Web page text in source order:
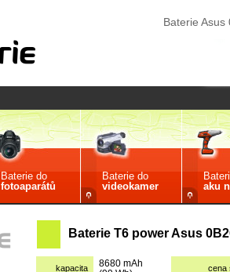
Baterie
Baterie do
fotoaparátů
Baterie do
videokamer
aku
Baterie T6 power Asus
kapacita
8680 mAh
cena